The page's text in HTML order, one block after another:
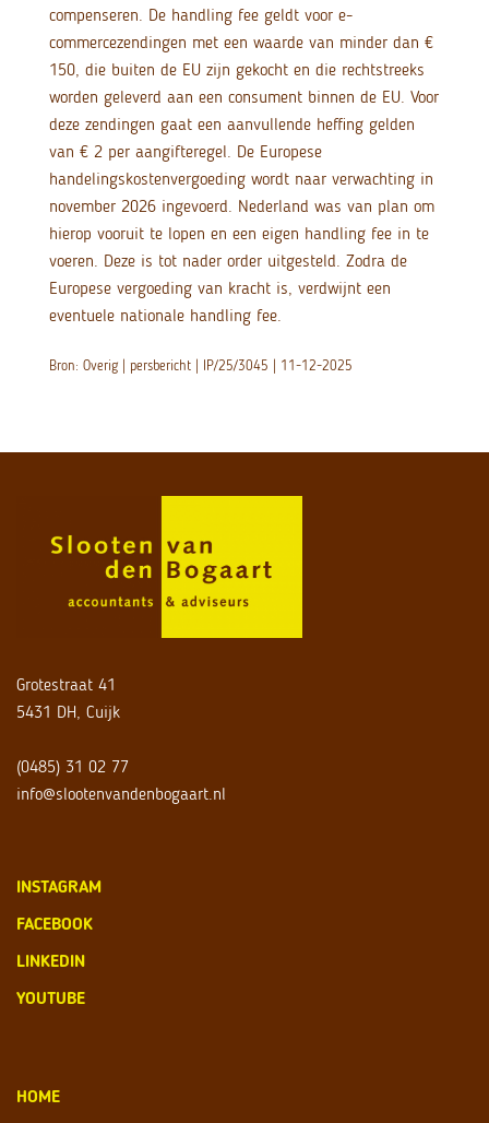
compenseren. De handling fee geldt voor e-
commercezendingen met een waarde van minder dan €
150, die buiten de EU zijn gekocht en die rechtstreeks
worden geleverd aan een consument binnen de EU. Voor
deze zendingen gaat een aanvullende heffing gelden
van € 2 per aangifteregel. De Europese
handelingskostenvergoeding wordt naar verwachting in
november 2026 ingevoerd. Nederland was van plan om
hierop vooruit te lopen en een eigen handling fee in te
voeren. Deze is tot nader order uitgesteld. Zodra de
Europese vergoeding van kracht is, verdwijnt een
eventuele nationale handling fee.
Bron: Overig | persbericht | IP/25/3045 | 11-12-2025
Grotestraat 41
5431 DH, Cuijk
(0485) 31 02 77
info@slootenvandenbogaart.nl
INSTAGRAM
FACEBOOK
LINKEDIN
YOUTUBE
HOME